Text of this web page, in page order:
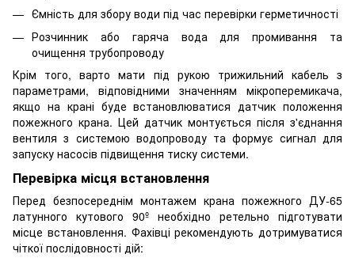
Ємність для збору води під час перевірки герметичності
Розчинник або гаряча вода для промивання та
очищення трубопроводу
Крім того, варто мати під рукою трижильний кабель з
параметрами, відповідними значенням мікроперемикача,
якщо на крані буде встановлюватися датчик положення
пожежного крана. Цей датчик монтується після з'єднання
вентиля з системою водопроводу та формує сигнал для
запуску насосів підвищення тиску системи.
Перевірка місця встановлення
Перед безпосереднім монтажем крана пожежного ДУ-65
латунного кутового 90º необхідно ретельно підготувати
місце встановлення. Фахівці рекомендують дотримуватися
чіткої послідовності дій: